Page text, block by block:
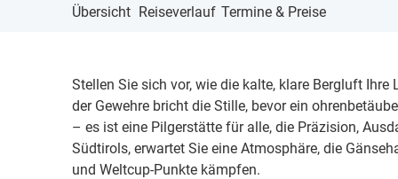
Übersicht Reiseverlauf Termine & Preise
Stellen Sie sich vor, wie die kalte, klare Bergluft
der Gewehre bricht die Stille, bevor ein
– es ist eine Pilgerstätte für alle, die Präzision,
Südtirols, erwartet Sie eine Atmosphäre, die
und Weltcup-Punkte kämpfen.